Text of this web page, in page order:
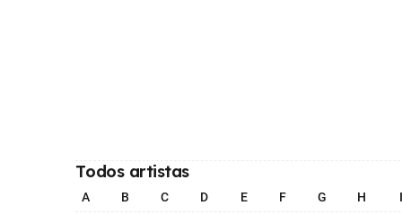
Todos artistas
A B C D E F G H I